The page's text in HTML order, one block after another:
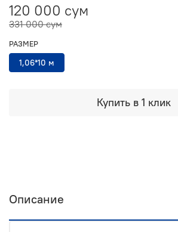
120 000 сум
331 000 сум
Купить в 1 клик
РАЗМЕР
1,06*10 м
Описание